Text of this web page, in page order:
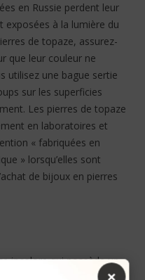
en Russie perdent leur
exposées à la lumière du
de topaze, assurez-
que leur couleur ne
utilisez une bague sertie
sur les superficies
Les pierres de topaze
en laboratoires et
« fabriquées en
» lorsqu’elles sont
de bijoux en pierres
incolore qui possède un